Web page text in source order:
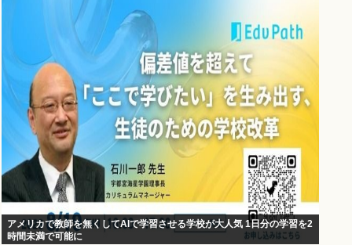
アメリカで教師を無くしてAIで学習させる学校が大人気 1日分の学習を2
時間未満で可能に